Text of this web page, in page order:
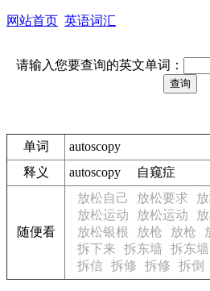
网站首页 英语词汇
请输入您要查询的英文单词：
单词
autoscopy
释义
autoscopy 自窥症
随便看
放松自己 放松要求
放松运动
放松运动
放松银根
放枪 放枪
拆下来 拆东墙 拆东
拆信 拆修 拆修 拆倒